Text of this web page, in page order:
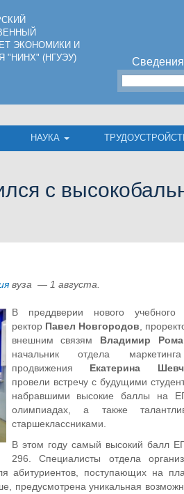
ЭКОНОМИКИ И
"НИНХ" (НГУЭУ)
Сведения
НАУКА
с
вуза — 1 августа.
В преддверии нового учебного
ректор Павел Новгородов ,
внешним связям Владимир
начальник отдела
продвижения Екатерина
провели встречу с будущими
набравшими высокие баллы на
олимпиадах, а также
старшеклассниками.
В этом году самый высокий балл
296. Специалисты отдела
абитуриентов, поступающих на
предусмотрена уникальная